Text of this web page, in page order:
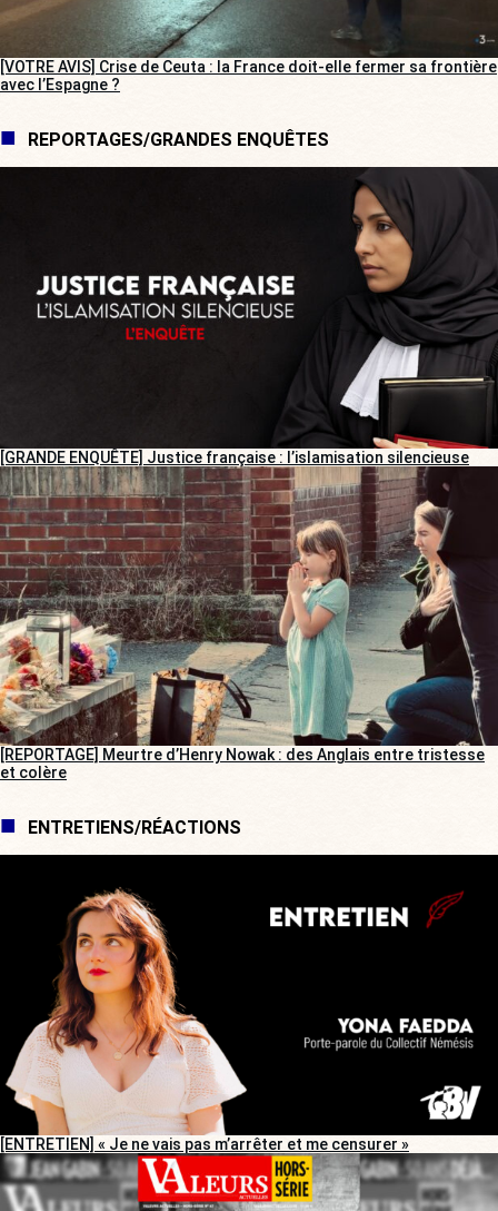
[VOTRE AVIS] Crise de Ceuta : la France doit-elle fermer sa frontière
avec l’Espagne ?
REPORTAGES/GRANDES ENQUÊTES
[GRANDE ENQUÊTE] Justice française : l’islamisation silencieuse
[REPORTAGE] Meurtre d’Henry Nowak : des Anglais entre tristesse
et colère
ENTRETIENS/RÉACTIONS
[ENTRETIEN] « Je ne vais pas m’arrêter et me censurer »